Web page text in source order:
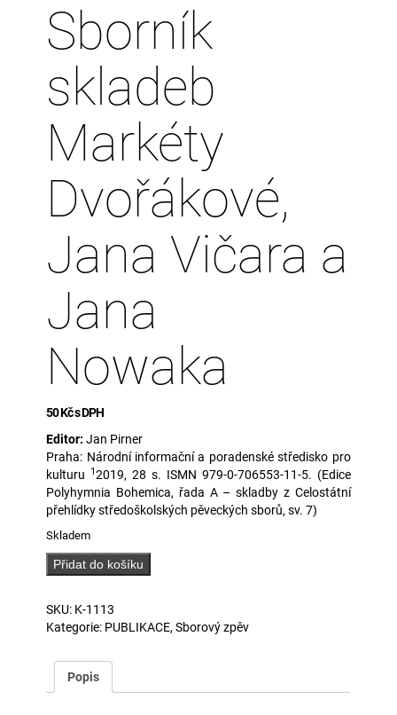
Sborník
skladeb
Markéty
Dvořákové,
Jana Vičara a
Jana
Nowaka
50Kčs DPH
Editor:Jan Pirner
Praha: Národní informační a poradenské středisko pro
kulturu
12019, 28 s. ISMN 979-0-706553-11-5. (Edice
Polyhymnia Bohemica, řada A – skladby z Celostátní
přehlídky středoškolských pěveckých sborů, sv. 7)
Skladem
Sborník
skladeb
Dvořákové,
Jana
Jana
Přidat do košíku
SKU: K-1113
Kategorie: PUBLIKACE,Sborový zpěv
Popis